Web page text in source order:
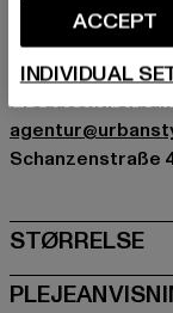
Art.nr: 6013401-
Producent: Urban
Schanzenstraße
STØRRELSE
ACCEPT
INDIVIDUAL